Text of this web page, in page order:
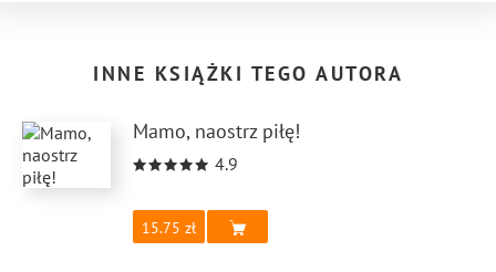
INNE KSIĄŻKI TEGO AUTORA
Mamo, naostrz piłę!
4.9
15.75